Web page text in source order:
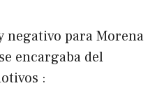
negativo paraMorena
encargaba del
: